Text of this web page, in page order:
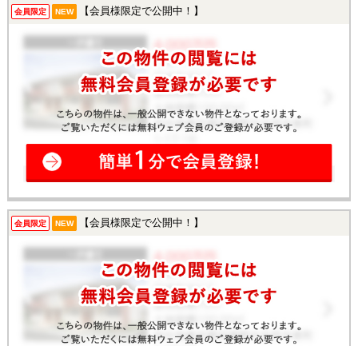
会員限定 NEW 【会員様限定で公開中！】
会員限定 NEW 【会員様限定で公開中！】